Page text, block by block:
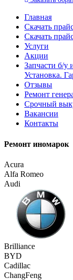
Главная
Скачать
Скачать
Услуги
Акции
Запчасти б/у
Установка.
Отзывы
Ремонт
Cрочный
Вакансии
Контакты
Ремонт иномарок
Acura
Alfa Romeo
Audi
Brilliance
BYD
Cadillac
ChangFeng